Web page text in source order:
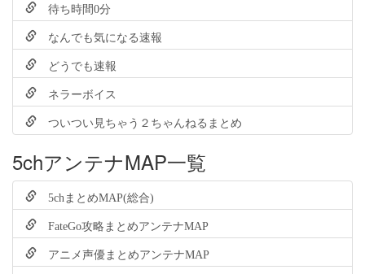
待ち時間0分
なんでも気になる速報
どうでも速報
ネラーボイス
ついつい見ちゃう２ちゃんねるまとめ
5chアンテナMAP一覧
5chまとめMAP(総合)
FateGo攻略まとめアンテナMAP
アニメ声優まとめアンテナMAP